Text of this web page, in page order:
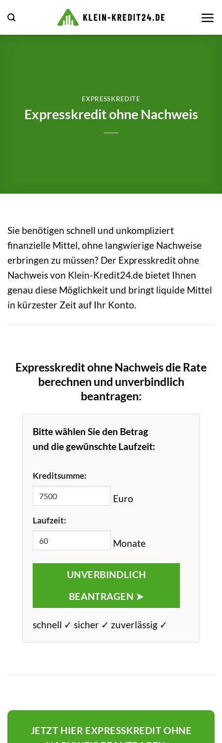
Inhalt
springen
EXPRESSKREDITE
Expresskredit ohne Nachweis
Sie benötigen schnell und unkompliziert
finanzielle Mittel, ohne langwierige Nachweise
erbringen zu müssen? Der Expresskredit ohne
Nachweis von Klein-Kredit24.de bietet Ihnen
genau diese Möglichkeit und bringt liquide Mittel
in kürzester Zeit auf Ihr Konto.
Expresskredit ohne Nachweis die Rate
berechnen und unverbindlich
beantragen:
Bitte wählen Sie den Betrag
und die gewünschte Laufzeit:
Kreditsumme:
Euro
Laufzeit:
Monate
UNVERBINDLICH
BEANTRAGEN ➤
schnell ✓ sicher ✓ zuverlässig ✓
JETZT HIER EXPRESSKREDIT OHNE